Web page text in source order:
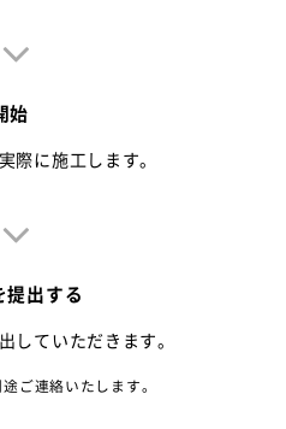
始
際に施工します。
出する
していただきます。
ご連絡いたします。